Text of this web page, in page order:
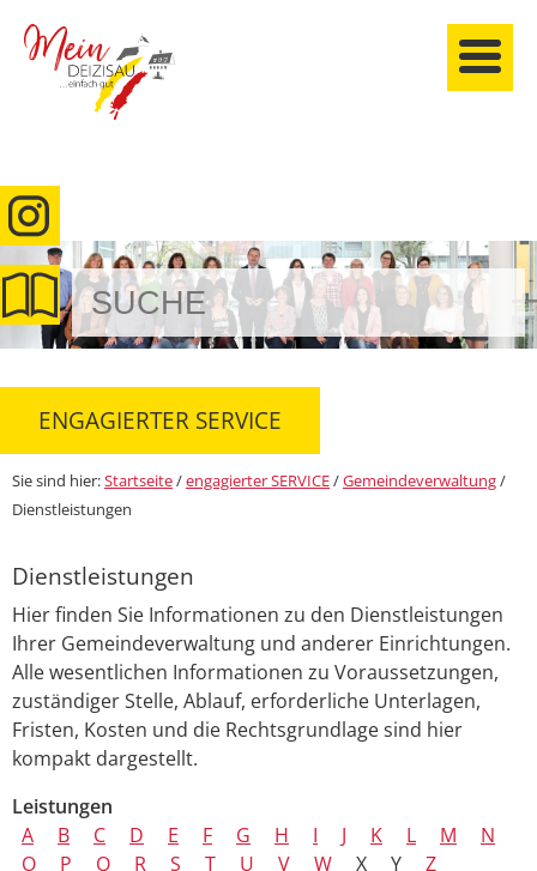
anmelden
ENGAGIERTER SERVICE
Sie sind hier:Startseite/engagierter SERVICE/Gemeindeverwaltung/
Dienstleistungen
Dienstleistungen
Hier finden Sie Informationen zu den Dienstleistungen
Ihrer Gemeindeverwaltung und anderer Einrichtungen.
Alle wesentlichen Informationen zu Voraussetzungen,
zuständiger Stelle, Ablauf, erforderliche Unterlagen,
Fristen, Kosten und die Rechtsgrundlage sind hier
kompakt dargestellt.
Leistungen
A
B C D E F G H I J K L M
N
O
P Q R S T U V W X Y Z